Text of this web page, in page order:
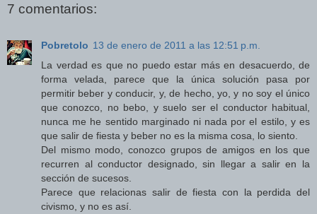
7 comentarios:
Pobretolo 13 de enero de 2011 a las 12:51 p.m.
La verdad es que no puedo estar más en desacuerdo, de
forma velada, parece que la única solución pasa por
permitir beber y conducir, y, de hecho, yo, y no soy el único
que conozco, no bebo, y suelo ser el conductor habitual,
nunca me he sentido marginado ni nada por el estilo, y es
que salir de fiesta y beber no es la misma cosa, lo siento.
Del mismo modo, conozco grupos de amigos en los que
recurren al conductor designado, sin llegar a salir en la
sección de sucesos.
Parece que relacionas salir de fiesta con la perdida del
civismo, y no es así.